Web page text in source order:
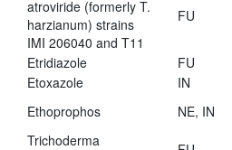
atroviride (formerly T.
harzianum) strains
IMI 206040 and T11
FU
Etridiazole FU
Etoxazole
IN
Ethoprophos
NE, IN
Trichoderma